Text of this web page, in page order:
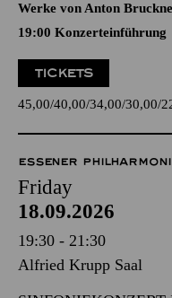
Werke von Anton
19:00 Konzerteinführung
TICKETS
45,00 40,00 34,00 30,00
ESSENER
Friday
18.09.2026
19:30 - 21:30
Alfried Krupp Saal